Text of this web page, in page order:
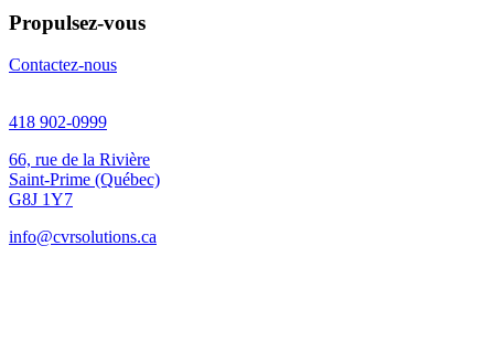
Propulsez-vous
Contactez-nous
418 902-0999
66, rue de la Rivière
Saint-Prime (Québec)
G8J 1Y7
info@cvrsolutions.ca